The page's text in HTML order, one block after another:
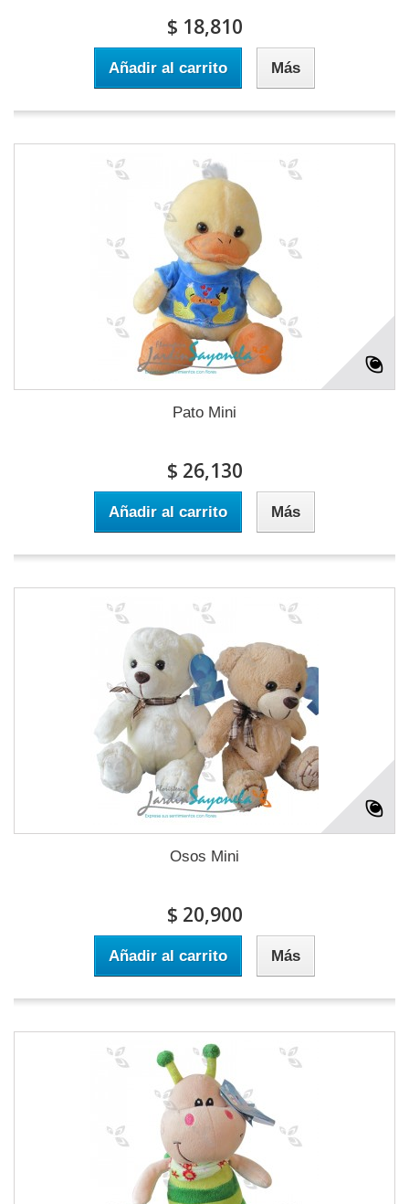
$ 18,810
Añadir al carrito Más
Pato Mini
$ 26,130
Añadir al carrito Más
Osos Mini
$ 20,900
Añadir al carrito Más